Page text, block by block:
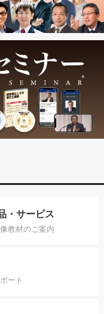
・サービス
教材のご案内
ート